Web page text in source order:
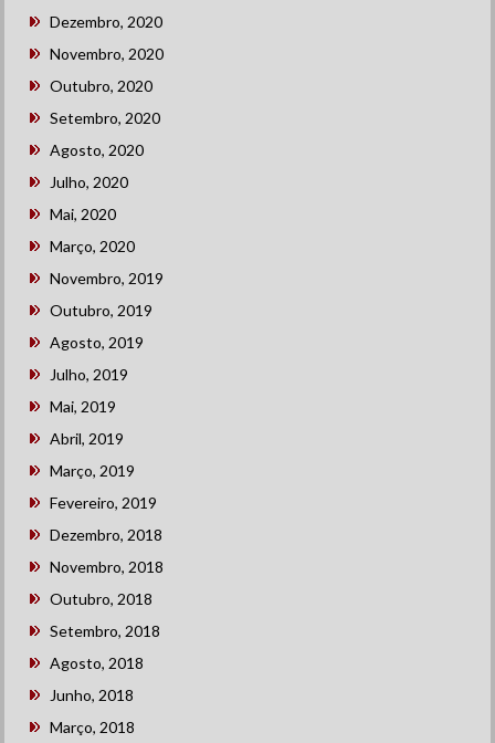
Dezembro, 2020
Novembro, 2020
Outubro, 2020
Setembro, 2020
Agosto, 2020
Julho, 2020
Mai, 2020
Março, 2020
Novembro, 2019
Outubro, 2019
Agosto, 2019
Julho, 2019
Mai, 2019
Abril, 2019
Março, 2019
Fevereiro, 2019
Dezembro, 2018
Novembro, 2018
Outubro, 2018
Setembro, 2018
Agosto, 2018
Junho, 2018
Março, 2018